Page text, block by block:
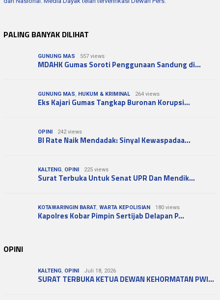
PALING BANYAK DILIHAT
GUNUNG MAS 557 views
MDAHK Gumas Soroti Penggunaan Sandung di…
GUNUNG MAS, HUKUM & KRIMINAL 264 views
Eks Kajari Gumas Tangkap Buronan Korupsi…
OPINI 242 views
BI Rate Naik Mendadak: Sinyal Kewaspadaa…
KALTENG, OPINI 225 views
Surat Terbuka Untuk Senat UPR Dan Mendik…
KOTAWARINGIN BARAT, WARTA KEPOLISIAN 180 views
Kapolres Kobar Pimpin Sertijab Delapan P…
OPINI
KALTENG, OPINI Juli 18, 2026
SURAT TERBUKA KETUA DEWAN KEHORMATAN PWI…